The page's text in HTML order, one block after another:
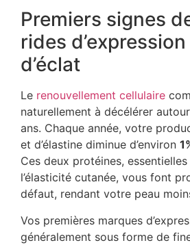
Premiers signes
rides
d’éclat
Le renouvellement cellulaire
naturellement à décélérer
ans. Chaque année, votre
et d’élastine diminue d’environ
Ces deux protéines,
l’élasticité cutanée, vous font
défaut, rendant votre peau
Vos premières marques
généralement sous forme de